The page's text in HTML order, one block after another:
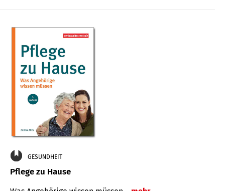
GESUNDHEIT
Pflege zu Hause